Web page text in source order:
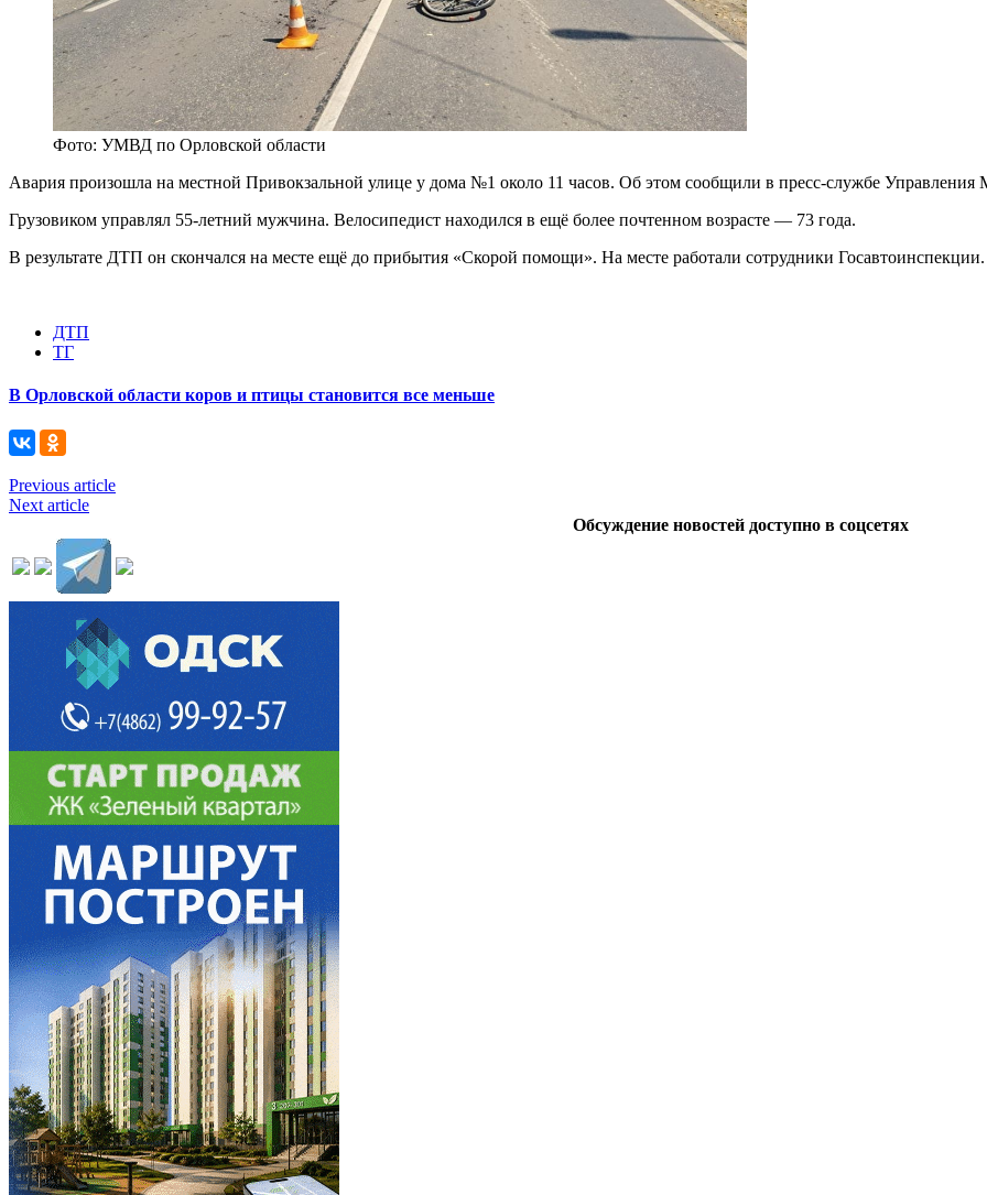
Фото: УМВД по Орловской области
Авария произошла на местной Привокзальной улице у дома №1 около 11 часов. Об этом сообщили в пресс-службе
Грузовиком управлял 55-летний мужчина. Велосипедист находился в ещё более почтенном возрасте — 73 года.
В результате ДТП он скончался на месте ещё до прибытия «Скорой помощи». На месте работали сотрудники Госавтоинспекции.
ДТП
ТГ
В Орловской области коров и птицы становится все меньше
Previous article
Next article
Обсуждение новостей доступно в соцсетях